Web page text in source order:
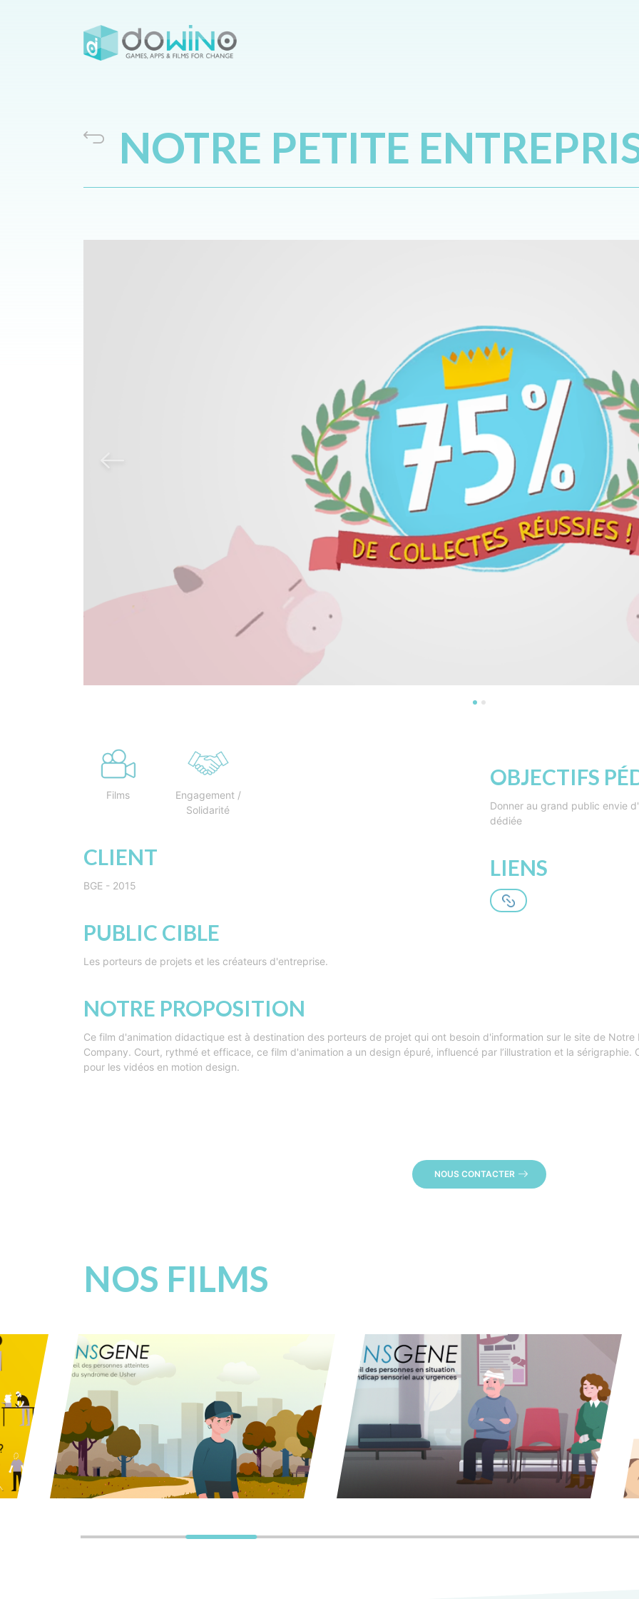
NOTRE PETITE
Films
Engagement /
Solidarité
CLIENT
BGE - 2015
PUBLIC CIBLE
Les porteurs de projets et les créateurs d'entreprise.
OBJECTIFS
Donner au grand public envie
dédiée
LIENS
NOTRE PROPOSITION
Ce film d'animation didactique est à destination des porteurs de projet qui ont besoin d'information sur le site de Notre
Company. Court, rythmé et efficace, ce film d'animation a un design épuré, influencé par l’illustration et la
pour les vidéos en motion design.
NOUS CONTACTER
NOS FILMS